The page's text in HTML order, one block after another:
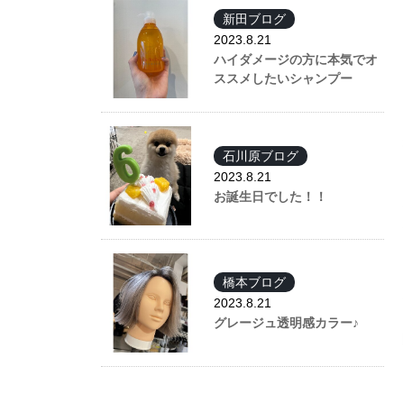
新田ブログ
2023.8.21
ハイダメージの方に本気でオ
ススメしたいシャンプー
石川原ブログ
2023.8.21
お誕生日でした！！
橋本ブログ
2023.8.21
グレージュ透明感カラー♪